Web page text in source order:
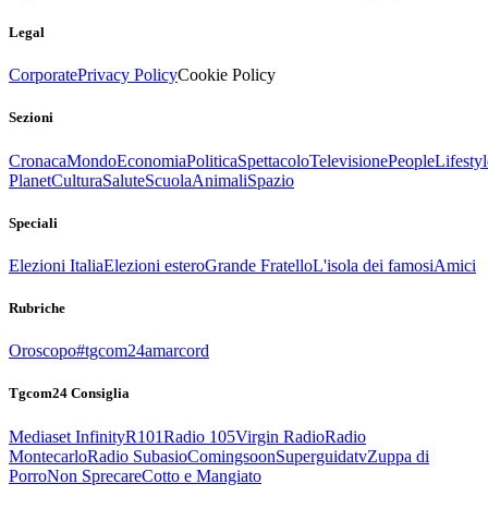
Legal
CorporatePrivacy PolicyCookie Policy
Sezioni
CronacaMondoEconomiaPoliticaSpettacoloTelevisionePeople
PlanetCulturaSaluteScuolaAnimaliSpazio
Speciali
Elezioni ItaliaElezioni esteroGrande FratelloL'isola dei famosiAmici
Rubriche
Oroscopo#tgcom24amarcord
Tgcom24 Consiglia
Mediaset InfinityR101Radio 105Virgin RadioRadio
MontecarloRadio SubasioComingsoonSuperguidatvZuppa di
PorroNon SprecareCotto e Mangiato